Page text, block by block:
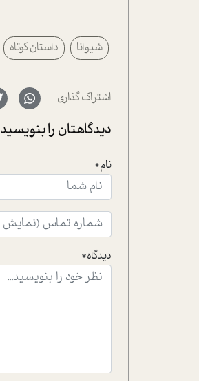
شیوانا داستان کوتاه
اشتراک گذاری
دیدگاهتان را بنویسید
نام*
دیدگاه*